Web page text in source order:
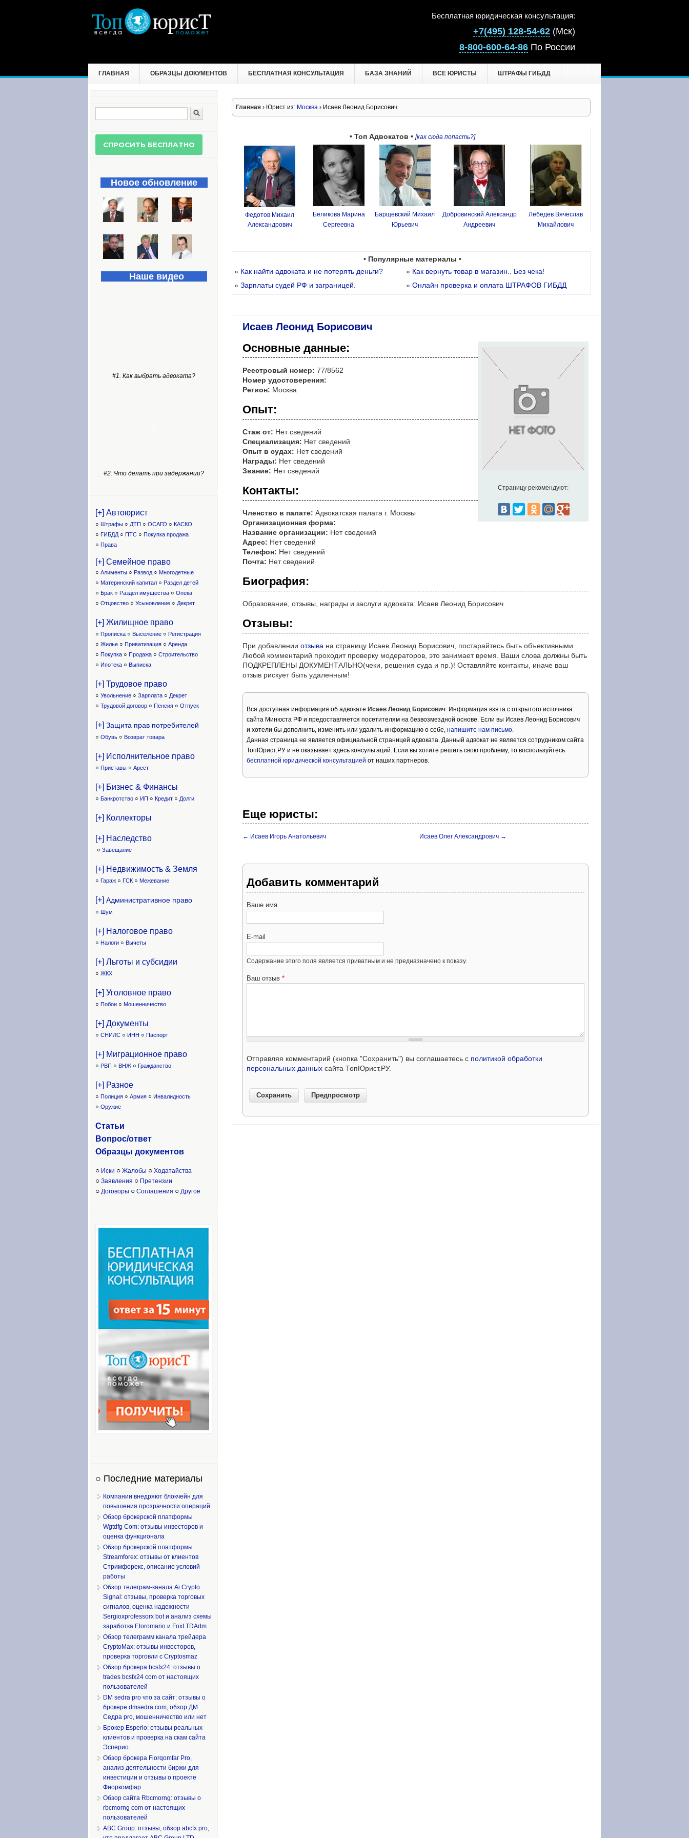
Бесплатная юридическая консультация:
+7(495) 128-54-62 (Мск)
8-800-600-64-86 По России
ГЛАВНАЯ ОБРАЗЦЫ ДОКУМЕНТОВ БЕСПЛАТНАЯ КОНСУЛЬТАЦИЯ БАЗА ЗНАНИЙ ВСЕ ЮРИСТЫ ШТРАФЫ ГИБДД
Главная › Юрист из: Москва › Исаев Леонид Борисович
• Топ Адвокатов • [как сюда попасть?]
Федотов Михаил
Александрович
Беликова Марина
Сергеевна
Барщевский Михаил
Юрьевич
Добровинский Александр
Андреевич
Лебедев Вячеслав
Михайлович
• Популярные материалы •
» Как найти адвоката и не потерять деньги? » Как вернуть товар в магазин.. Без чека!
» Зарплаты судей РФ и заграницей. » Онлайн проверка и оплата ШТРАФОВ ГИБДД
Исаев Леонид Борисович
Страницу рекомендуют:
Основные данные:
Реестровый номер: 77/8562
Номер удостоверения:
Регион: Москва
Опыт:
Стаж от: Нет сведений
Специализация: Нет сведений
Опыт в судах: Нет сведений
Награды: Нет сведений
Звание: Нет сведений
Контакты:
Членство в палате: Адвокатская палата г. Москвы
Организационная форма:
Название организации: Нет сведений
Адрес: Нет сведений
Телефон: Нет сведений
Почта: Нет сведений
Биография:
Образование, отзывы, награды и заслуги адвоката: Исаев Леонид Борисович
Отзывы:
При добавлении отзыва на страницу Исаев Леонид Борисович, постарайтесь быть объективными.
Любой комментарий проходит проверку модераторов, это занимает время. Ваши слова должны быть
ПОДКРЕПЛЕНЫ ДОКУМЕНТАЛЬНО(чеки, решения суда и пр.)! Оставляйте контакты, иначе ваш
отзыв рискует быть удаленным!
Вся доступная информация об адвокате Исаев Леонид Борисович. Информация взята с открытого источника:
сайта Минюста РФ и предоставляется посетителям на безвозмездной основе. Если вы Исаев Леонид Борисович
и хотели бы дополнить, изменить или удалить информацию о себе, напишите нам письмо.
Данная страница не является официальной страницей адвоката. Данный адвокат не является сотрудником сайта
ТопЮрист.РУ и не оказывает здесь консультаций. Если вы хотите решить свою проблему, то воспользуйтесь
бесплатной юридической консультацией от наших партнеров.
Еще юристы:
← Исаев Игорь Анатольевич Исаев Олег Александрович →
Добавить комментарий
Ваше имя
E-mail
Содержание этого поля является приватным и не предназначено к показу.
Ваш отзыв *
Отправляя комментарий (кнопка "Сохранить") вы соглашаетесь с политикой обработки
персональных данных сайта ТопЮрист.РУ.
Форма поиска
Новое обновление
Наше видео
#1. Как выбрать адвоката?
#2. Что делать при задержании?
[+] Автоюрист
○ Штрафы ○ ДТП ○ ОСАГО ○ КАСКО
○ ГИБДД ○ ПТС ○ Покупка продажа
○ Права
[+] Семейное право
○ Алименты ○ Развод ○ Многодетные
○ Материнский капитал ○ Раздел детей
○ Брак ○ Раздел имущества ○ Опека
○ Отцовство ○ Усыновление ○ Декрет
[+] Жилищное право
○ Прописка ○ Выселение ○ Регистрация
○ Жилье ○ Приватизация ○ Аренда
○ Покупка ○ Продажа ○ Строительство
○ Ипотека ○ Выписка
[+] Трудовое право
○ Увольнение ○ Зарплата ○ Декрет
○ Трудовой договор ○ Пенсия ○ Отпуск
[+] Защита прав потребителей
○ Обувь ○ Возврат товара
[+] Исполнительное право
○ Приставы ○ Арест
[+] Бизнес & Финансы
○ Банкротство ○ ИП ○ Кредит ○ Долги
[+] Коллекторы
[+] Наследство
○ Завещание
[+] Недвижимость & Земля
○ Гараж ○ ГСК ○ Межевание
[+] Административное право
○ Шум
[+] Налоговое право
○ Налоги ○ Вычеты
[+] Льготы и субсидии
○ ЖКХ
[+] Уголовное право
○ Побои ○ Мошенничество
[+] Документы
○ СНИЛС ○ ИНН ○ Паспорт
[+] Миграционное право
○ РВП ○ ВНЖ ○ Гражданство
[+] Разное
○ Полиция ○ Армия ○ Инвалидность
○ Оружие
Статьи
Вопрос/ответ
Образцы документов
○ Иски ○ Жалобы ○ Ходатайства
○ Заявления ○ Претензии
○ Договоры ○ Соглашения ○ Другое
○ Последние материалы
Компании внедряют блокчейн для
повышения прозрачности операций
Обзор брокерской платформы
Wgtdfg Com: отзывы инвесторов и
оценка функционала
Обзор брокерской платформы
Streamforex: отзывы от клиентов
Стримфорекс, описание условий
работы
Обзор телеграм-канала Ai Crypto
Signal: отзывы, проверка торговых
сигналов, оценка надежности
Sergioxprofessorx bot и анализ схемы
заработка Etoromario и FoxLTDAdm
Обзор телеграмм канала трейдера
CryptoMax: отзывы инвесторов,
проверка торговли с Cryptosmaz
Обзор брокера bcsfx24: отзывы о
trades bcsfx24 com от настоящих
пользователей
DM sedra pro что за сайт: отзывы о
брокере dmsedra com, обзор ДМ
Седра pro, мошенничество или нет
Брокер Esperio: отзывы реальных
клиентов и проверка на скам сайта
Эсперио
Обзор брокера Fiorqomfar Pro,
анализ деятельности биржи для
инвестиции и отзывы о проекте
Фиоркомфар
Обзор сайта Rbcmorng: отзывы о
rbcmorng com от настоящих
пользователей
ABC Group: отзывы, обзор abcfx pro,